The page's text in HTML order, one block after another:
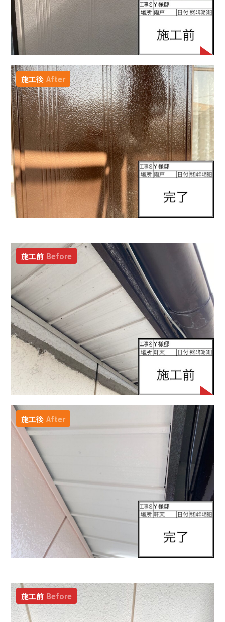
施工後 After
施工前 Before
施工後 After
施工前 Before